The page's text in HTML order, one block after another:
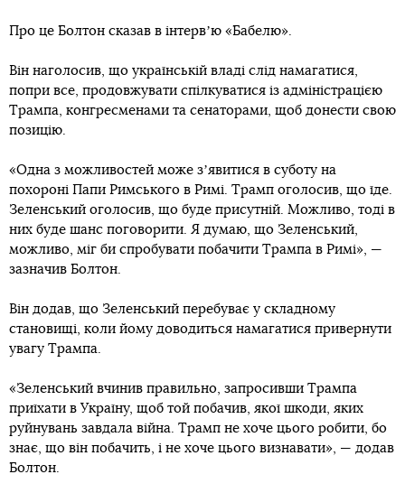
Про це Болтон сказав в інтервʼю «Бабелю».
Він наголосив, що українській владі слід намагатися,
попри все, продовжувати спілкуватися із адміністрацією
Трампа, конгресменами та сенаторами, щоб донести свою
позицію.
«Одна з можливостей може зʼявитися в суботу на
похороні Папи Римського в Римі. Трамп оголосив, що їде.
Зеленський оголосив, що буде присутній. Можливо, тоді в
них буде шанс поговорити. Я думаю, що Зеленський,
можливо, міг би спробувати побачити Трампа в Римі», —
зазначив Болтон.
Він додав, що Зеленський перебуває у складному
становищі, коли йому доводиться намагатися привернути
увагу Трампа.
«Зеленський вчинив правильно, запросивши Трампа
приїхати в Україну, щоб той побачив, якої шкоди, яких
руйнувань завдала війна. Трамп не хоче цього робити, бо
знає, що він побачить, і не хоче цього визнавати», — додав
Болтон.